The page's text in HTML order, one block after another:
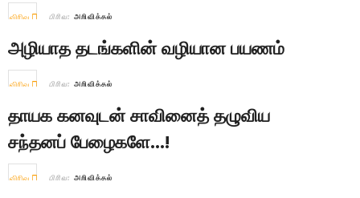
விரிவு பிரிவு: அறிவித்தல்
அழியாத தடங்களின் வழியான பயணம்
விரிவு பிரிவு: அறிவித்தல்
தாயக கனவுடன் சாவினைத் தழுவிய
சந்தனப் பேழைகளே…!
விரிவு பிரிவு: அறிவித்தல்